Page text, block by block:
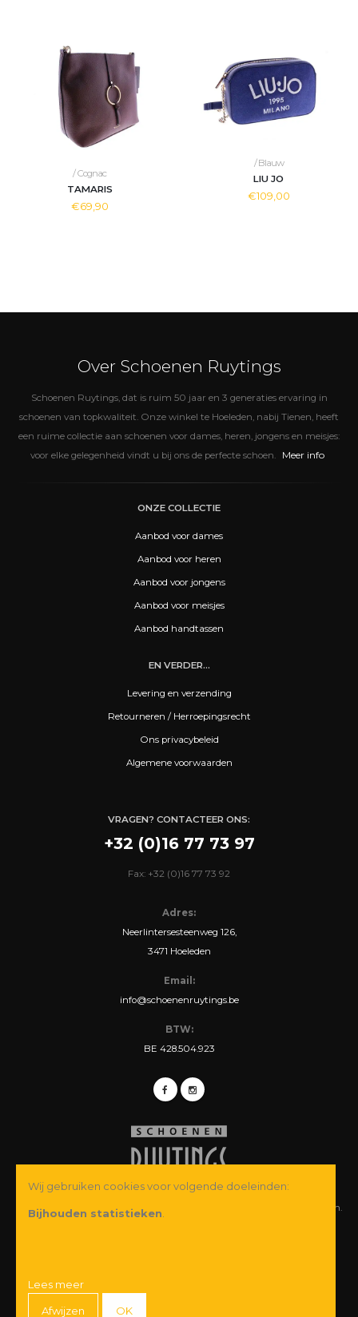
/ Cognac
TAMARIS
€69,90
/ Blauw
LIU JO
€109,00
Over Schoenen Ruytings
Schoenen Ruytings, dat is ruim 50 jaar en 3 generaties ervaring in
schoenen van topkwaliteit. Onze winkel te Hoeleden, nabij Tienen, heeft
een ruime collectie aan schoenen voor dames, heren, jongens en meisjes:
voor elke gelegenheid vindt u bij ons de perfecte schoen.
Meer info
ONZE COLLECTIE
Aanbod voor dames
Aanbod voor heren
Aanbod voor jongens
Aanbod voor meisjes
Aanbod handtassen
EN VERDER...
Levering en verzending
Retourneren / Herroepingsrecht
Ons privacybeleid
Algemene voorwaarden
VRAGEN? CONTACTEER ONS:
+32 (0)16 77 73 97
Fax: +32 (0)16 77 73 92
Adres:
Neerlintersesteenweg 126,
3471 Hoeleden
Email:
info@schoenenruytings.be
BTW:
BE 428.504.923
© Copyright 2026 Schoenen Ruytings BVBA. Alle rechten voorbehouden.
Wij gebruiken cookies voor volgende doeleinden:
Bijhouden statistieken
Lees meer
Afwijzen OK